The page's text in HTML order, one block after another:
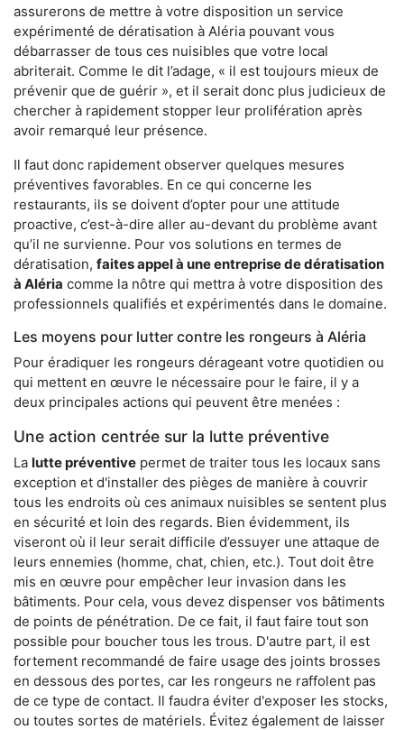
assurerons de mettre à votre disposition un service
expérimenté de dératisation à Aléria pouvant vous
débarrasser de tous ces nuisibles que votre local
abriterait. Comme le dit l’adage, « il est toujours mieux de
prévenir que de guérir », et il serait donc plus judicieux de
chercher à rapidement stopper leur prolifération après
avoir remarqué leur présence.
Il faut donc rapidement observer quelques mesures
préventives favorables. En ce qui concerne les
restaurants, ils se doivent d’opter pour une attitude
proactive, c’est-à-dire aller au-devant du problème avant
qu’il ne survienne. Pour vos solutions en termes de
dératisation, faites appel à une entreprise de dératisation
à Aléria comme la nôtre qui mettra à votre disposition des
professionnels qualifiés et expérimentés dans le domaine.
Les moyens pour lutter contre les rongeurs à Aléria
Pour éradiquer les rongeurs dérageant votre quotidien ou
qui mettent en œuvre le nécessaire pour le faire, il y a
deux principales actions qui peuvent être menées :
Une action centrée sur la lutte préventive
La lutte préventive permet de traiter tous les locaux sans
exception et d'installer des pièges de manière à couvrir
tous les endroits où ces animaux nuisibles se sentent plus
en sécurité et loin des regards. Bien évidemment, ils
viseront où il leur serait difficile d’essuyer une attaque de
leurs ennemies (homme, chat, chien, etc.). Tout doit être
mis en œuvre pour empêcher leur invasion dans les
bâtiments. Pour cela, vous devez dispenser vos bâtiments
de points de pénétration. De ce fait, il faut faire tout son
possible pour boucher tous les trous. D'autre part, il est
fortement recommandé de faire usage des joints brosses
en dessous des portes, car les rongeurs ne raffolent pas
de ce type de contact. Il faudra éviter d'exposer les stocks,
ou toutes sortes de matériels. Évitez également de laisser